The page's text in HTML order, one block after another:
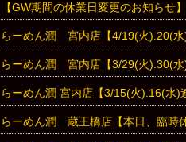
【GW期間の休業日変更のお知らせ】
らーめん潤 宮内店【4/19(火).20(水
らーめん潤 宮内店【3/29(火).30(水
らーめん潤 宮内店【3/15(火).16(水)
らーめん潤 蔵王橋店【本日、臨時